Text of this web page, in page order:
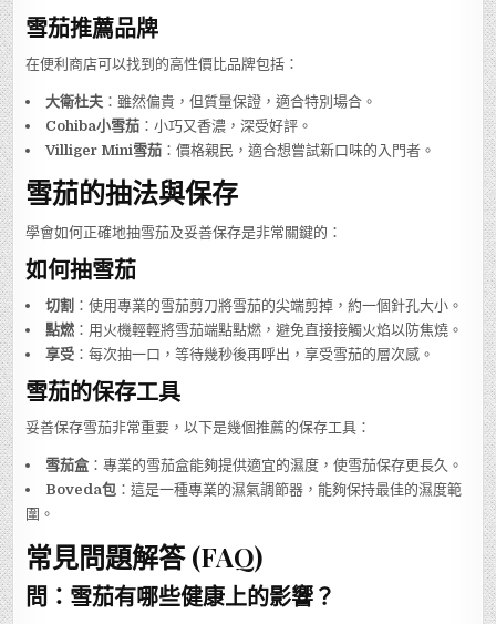
雪茄推薦品牌
在便利商店可以找到的高性價比品牌包括：
大衛杜夫 ：雖然偏貴，但質量保證，適合特別場合。
Cohiba小雪茄 ：小巧又香濃，深受好評。
Villiger Mini雪茄 ：價格親民，適合想嘗試新口味的入門者。
雪茄的抽法與保存
學會如何正確地抽雪茄及妥善保存是非常關鍵的：
如何抽雪茄
切割 ：使用專業的雪茄剪刀將雪茄的尖端剪掉，約一個針孔大小。
點燃 ：用火機輕輕將雪茄端點點燃，避免直接接觸火焰以防焦燒。
享受 ：每次抽一口，等待幾秒後再呼出，享受雪茄的層次感。
雪茄的保存工具
妥善保存雪茄非常重要，以下是幾個推薦的保存工具：
雪茄盒 ：專業的雪茄盒能夠提供適宜的濕度，使雪茄保存更長久。
Boveda包 ：這是一種專業的濕氣調節器，能夠保持最佳的濕度範
圍。
常見問題解答 (FAQ)
問：雪茄有哪些健康上的影響？